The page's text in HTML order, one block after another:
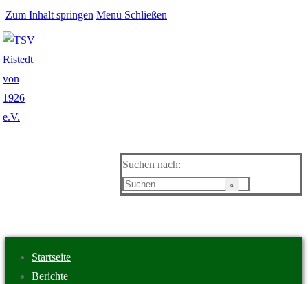
Zum Inhalt springen Menü Schließen
Suchen nach:
Startseite
Berichte